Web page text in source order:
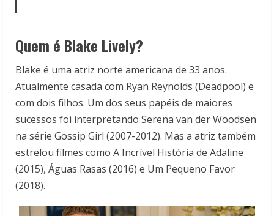
Quem é Blake Lively?
Blake é uma atriz norte americana de 33 anos.
Atualmente casada com Ryan Reynolds (Deadpool) e
com dois filhos. Um dos seus papéis de maiores
sucessos foi interpretando Serena van der Woodsen
na série Gossip Girl (2007-2012). Mas a atriz também
estrelou filmes como A Incrível História de Adaline
(2015), Águas Rasas (2016) e Um Pequeno Favor
(2018).